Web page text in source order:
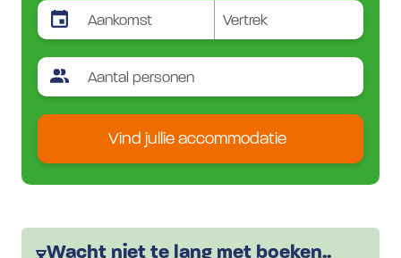
Vind jullie accommodatie
Wacht niet te lang met boeken..